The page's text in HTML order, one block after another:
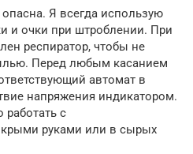
Я всегда использую
и очки при штроблении. При
респиратор, чтобы не
Перед любым касанием
автомат в
напряжения индикатором.
работать с
руками или в сырых